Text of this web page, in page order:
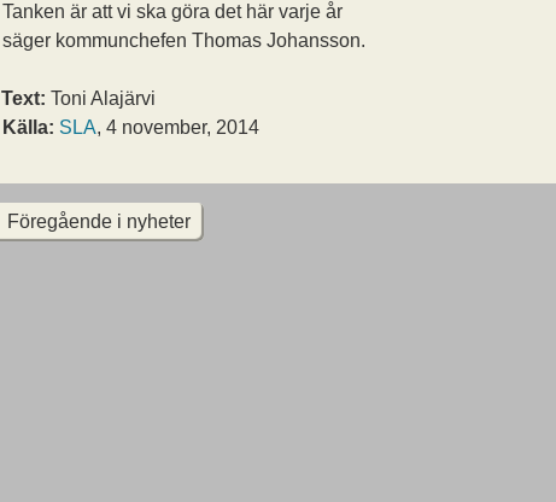
Tanken är att vi ska göra det här varje år
säger kommunchefen Thomas Johansson.
Text: Toni Alajärvi
Källa: SLA, 4 november, 2014
Föregående i nyheter